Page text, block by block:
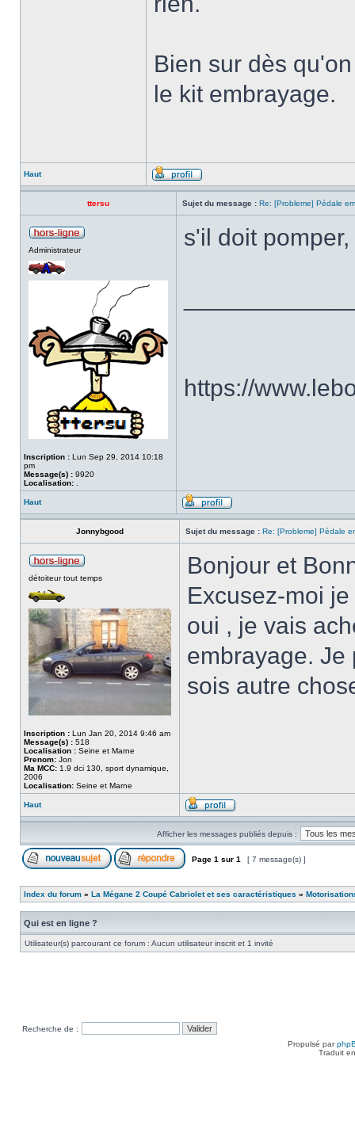
Bien sur dès
le kit embrayage.
Haut
ttersu Sujet du message : Re: [Probleme] Pédale
Administrateur
Inscription : Lun Sep 29, 2014 10:18
pm
Message(s) : 9920
Localisation:
s'il doit
https://
Haut
Jonnybgood Sujet du message : Re: [Probleme] Pédale
détoiteur tout temps
Inscription : Lun Jan 20, 2014 9:46 am
Message(s) : 518
Localisation : Seine et Marne
Prenom: Jon
Ma MCC: 1.9 dci 130, sport dynamique,
2006
Localisation: Seine et Marne
Bonjour et
Excusez-moi
oui , je vais
embrayage. Je
sois autre
Haut
Afficher les messages publiés depuis :
Page 1 sur 1 [ 7 message(s) ]
Index du forum » La Mégane 2 Coupé Cabriolet et ses caractéristiques »
Qui est en ligne ?
Utilisateur(s) parcourant ce forum : Aucun utilisateur inscrit et 1 invité
Recherche de :
Propulsé par
Traduit